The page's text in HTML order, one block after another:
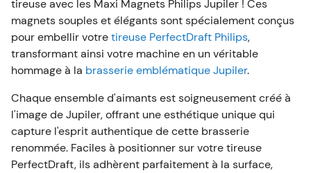
tireuse avec les Maxi Magnets Philips Jupiler ! Ces
magnets souples et élégants sont spécialement conçus
pour embellir votretireuse PerfectDraft Philips,
transformant ainsi votre machine en un véritable
hommage à la brasserie emblématique Jupiler.
Chaque ensemble d'aimants est soigneusement créé à
l'image de Jupiler, offrant une esthétique unique qui
capture l'esprit authentique de cette brasserie
renommée. Faciles à positionner sur votre tireuse
PerfectDraft, ils adhèrent parfaitement à la surface,